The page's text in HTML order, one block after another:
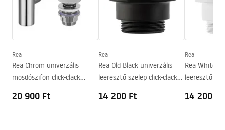
Szélesség
400mm
130mm
Ovális, Aszimmetrikus
Csaptelep szerelési lyuk
Túlfolyónyílás
Nem
Garanciális feltételek
Warranty_Terms_and_Conditions_Basins_-_5.pdf
Rea
Rea Chrom univerzális
mosdószifon click-clack
20 900 Ft
Rea
Rea Old Black univerzális
leeresztő szelep click-clack
14 200 Ft
Rea
Rea White
leeresztő
14 200 Ft